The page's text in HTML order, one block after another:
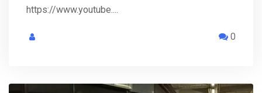
https://www.youtube....
0